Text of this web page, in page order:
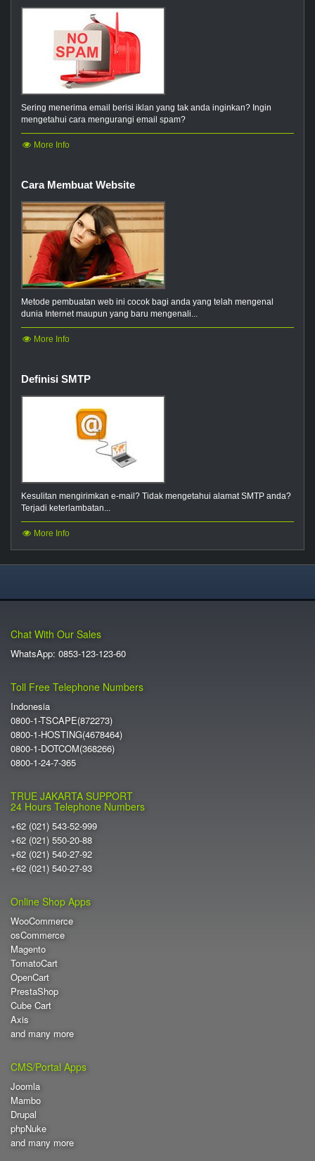
Sering menerima email berisi iklan yang tak anda inginkan? Ingin
mengetahui cara mengurangi email spam?
More Info
Cara Membuat Website
Metode pembuatan web ini cocok bagi anda yang telah mengenal
dunia Internet maupun yang baru mengenali...
More Info
Definisi SMTP
Kesulitan mengirimkan e-mail? Tidak mengetahui alamat SMTP anda?
Terjadi keterlambatan...
More Info
Chat With Our Sales
WhatsApp: 0853-123-123-60
Toll Free Telephone Numbers
Indonesia
0800-1-TSCAPE(872273)
0800-1-HOSTING(4678464)
0800-1-DOTCOM(368266)
0800-1-24-7-365
TRUE JAKARTA SUPPORT
24 Hours Telephone Numbers
+62 (021) 543-52-999
+62 (021) 550-20-88
+62 (021) 540-27-92
+62 (021) 540-27-93
Online Shop Apps
WooCommerce
osCommerce
Magento
TomatoCart
OpenCart
PrestaShop
Cube Cart
Axis
and many more
CMS/Portal Apps
Joomla
Mambo
Drupal
phpNuke
and many more